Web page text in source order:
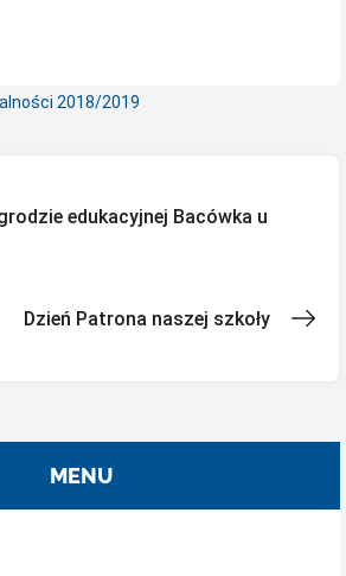
2018/2019
edukacyjnej Bacówka u
Dzień Patrona naszej szkoły
MENU